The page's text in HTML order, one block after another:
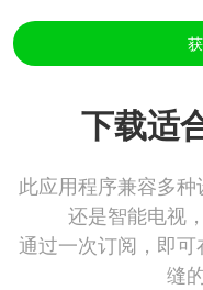
下载适
此应用程序兼容多
还是智能电视
通过一次订阅，即
缝